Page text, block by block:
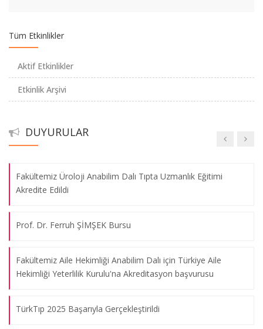
Tüm Etkinlikler
Aktif Etkinlikler
Etkinlik Arşivi
DUYURULAR
Öğretim Öğrencileri için AB Bursları)
Fakültemiz Üroloji Anabilim Dalı Tıpta Uzmanlık Eğitimi
Akredite Edildi
Prof. Dr. Ferruh ŞİMŞEK Bursu
Fakültemiz Aile Hekimliği Anabilim Dalı için Türkiye Aile
Hekimliği Yeterlilik Kurulu'na Akreditasyon başvurusu
TürkTıp 2025 Başarıyla Gerçekleştirildi